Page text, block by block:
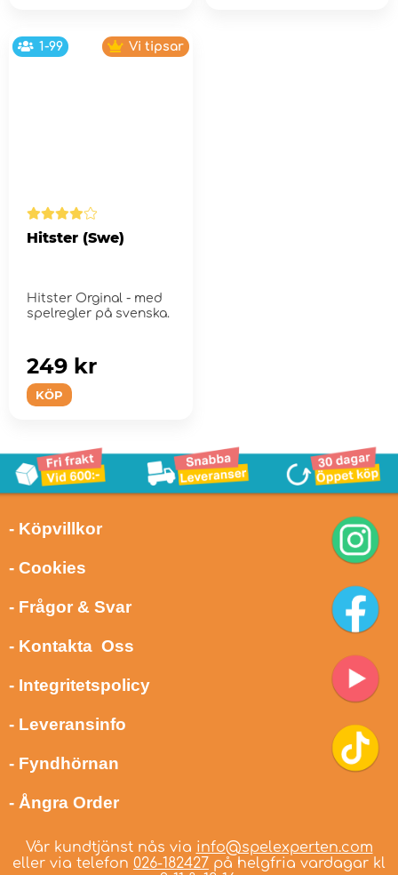
1-99 Vi tipsar
Hitster (Swe)
Hitster Orginal - med
spelregler på svenska.
KÖP
249 kr
- Köpvillkor
- Cookies
- Frågor & Svar
- Kontakta Oss
- Integritetspolicy
- Leveransinfo
- Fyndhörnan
- Ångra Order
Vår kundtjänst nås via info@spelexperten.com
eller via telefon 026-182427 på helgfria vardagar kl